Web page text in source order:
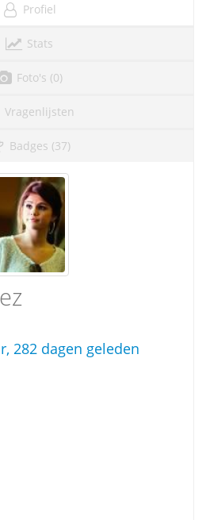
Profiel
Stats
Foto's (0)
Vragenlijsten
Badges (37)
282 dagen geleden